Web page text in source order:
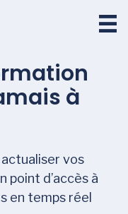
à
vos
point d’accès à
en temps réel